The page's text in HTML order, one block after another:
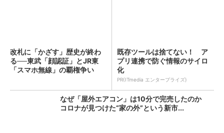
改札に「かざす」歴史が終わ
る──東武「顔認証」とJR東
「スマホ無線」の覇権争い
既存ツールは捨てない！ ア
プリ連携で防ぐ情報のサイロ
化
PR(ITmedia エンタープライズ)
なぜ「屋外エアコン」は10分で完売したのか
コロナが見つけた“家の外”という新市...